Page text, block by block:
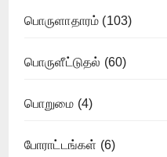
பொருளாதாரம் (103)
பொருளீட்டுதல் (60)
பொறுமை (4)
போராட்டங்கள் (6)